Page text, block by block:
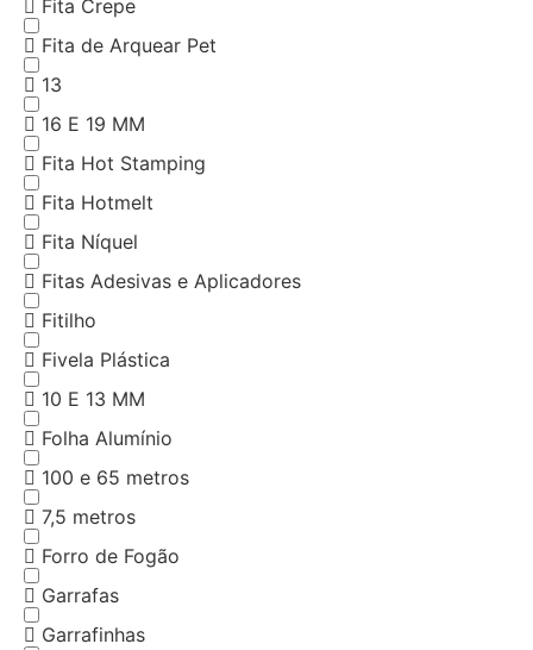
Fita Crepe
Fita de Arquear Pet
13
16 E 19 MM
Fita Hot Stamping
Fita Hotmelt
Fita Níquel
Fitas Adesivas e Aplicadores
Fitilho
Fivela Plástica
10 E 13 MM
Folha Alumínio
100 e 65 metros
7,5 metros
Forro de Fogão
Garrafas
Garrafinhas